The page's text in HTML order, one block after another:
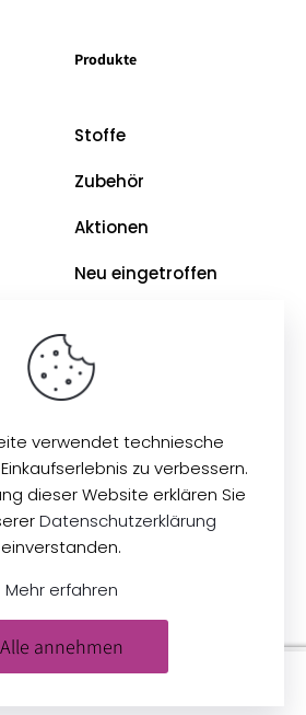
Produkte
Stoffe
Zubehör
Aktionen
Neu eingetroffen
. Alle Rechte vorbehalten.
verwendet techniesche
zu verbessern.
dieser Website erklären Sie
Datenschutzerklärung
einverstanden.
Mehr erfahren
Alle annehmen